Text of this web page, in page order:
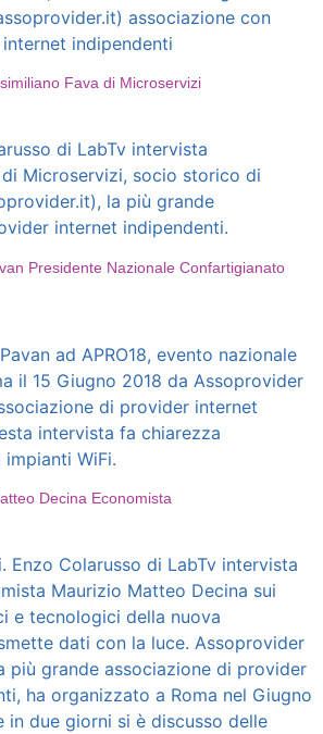
associazione con
indipendenti
Fava di Microservizi
di LabTv intervista
di Microservizi, socio storico di
la più grande
internet indipendenti.
Presidente Nazionale Confartigianato
ad APRO18, evento nazionale
il 15 Giugno 2018 da Assoprovider
di provider internet
intervista fa chiarezza
impianti WiFi.
Decina Economista
Enzo Colarusso di LabTv intervista
Maurizio Matteo Decina sui
e tecnologici della nuova
dati con la luce. Assoprovider
più grande associazione di provider
ha organizzato a Roma nel Giugno
in due giorni si è discusso delle